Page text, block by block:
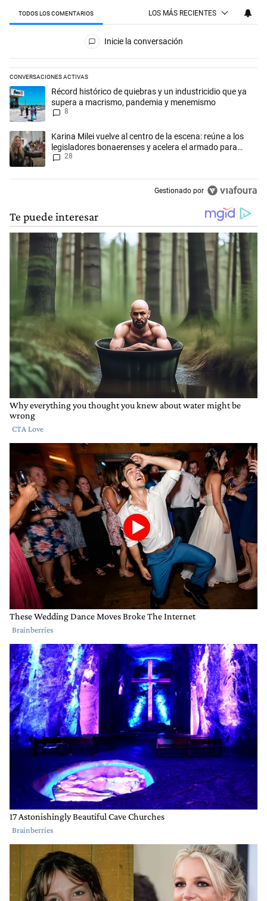
TODOS LOS COMENTARIOS LOS MÁS RECIENTES
Todos los comentarios
Inicie la conversación
CONVERSACIONES ACTIVAS
Este listado muestra los artículos con más comentarios en los
Un artículo de tendencia con el título "Récord histórico de quiebras y
Récord histórico de quiebras y un industricidio que ya
supera a macrismo, pandemia y menemismo
8
Un artículo de tendencia con el título "Karina Milei vuelve al centro de
Karina Milei vuelve al centro de la escena: reúne a los
legisladores bonaerenses y acelera el armado para
2027
28
Gestionado por